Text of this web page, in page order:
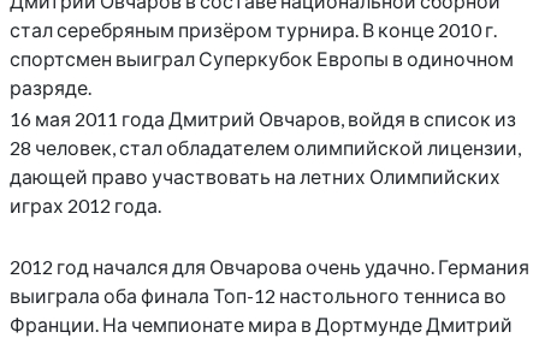
стал серебряным призёром турнира. В конце 2010 г.
спортсмен выиграл Суперкубок Европы в одиночном
разряде.
16 мая 2011 года Дмитрий Овчаров, войдя в список из
28 человек, стал обладателем олимпийской лицензии,
дающей право участвовать на летних Олимпийских
играх 2012 года.
2012 год начался для Овчарова очень удачно. Германия
выиграла оба финала Топ-12 настольного тенниса во
Франции. На чемпионате мира в Дортмунде Дмитрий